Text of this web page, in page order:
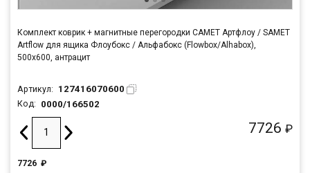
Комплект коврик + магнитные перегородки САМЕТ Артфлоу / SAMET
Artflow для ящика Флоубокс / Альфабокс (Flowbox/Alhabox),
500x600, антрацит
Артикул: 127416070600
Код: 0000/166502
7726 ₽
7726 ₽